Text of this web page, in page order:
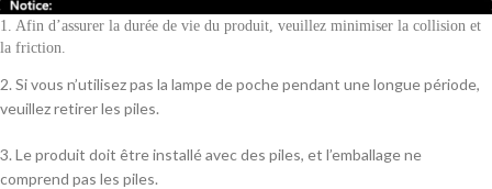
1. Afin d’assurer la durée de vie du produit, veuillez minimiser la collision et
la friction.
2. Si vous n’utilisez pas la lampe de poche pendant une longue période,
veuillez retirer les piles.
3. Le produit doit être installé avec des piles, et l’emballage ne
comprend pas les piles.